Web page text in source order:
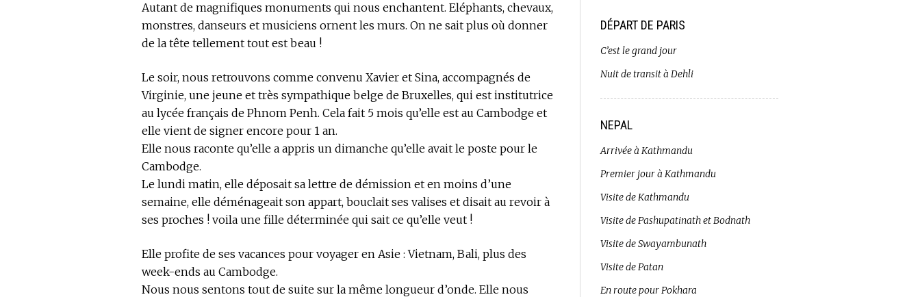
Autant de magnifiques monuments qui nous enchantent. Eléphants, chevaux,
monstres, danseurs et musiciens ornent les murs. On ne sait plus où donner
de la tête tellement tout est beau !
Le soir, nous retrouvons comme convenu Xavier et Sina, accompagnés de
Virginie, une jeune et très sympathique belge de Bruxelles, qui est institutrice
au lycée français de Phnom Penh. Cela fait 5 mois qu’elle est au Cambodge et
elle vient de signer encore pour 1 an.
Elle nous raconte qu’elle a appris un dimanche qu’elle avait le poste pour le
Cambodge.
Le lundi matin, elle déposait sa lettre de démission et en moins d’une
semaine, elle déménageait son appart, bouclait ses valises et disait au revoir à
ses proches ! voila une fille déterminée qui sait ce qu’elle veut !
Elle profite de ses vacances pour voyager en Asie : Vietnam, Bali, plus des
week-ends au Cambodge.
Nous nous sentons tout de suite sur la même longueur d’onde. Elle nous
DÉPART DE PARIS
C’est le grand jour
Nuit de transit à Dehli
NEPAL
Arrivée à Kathmandu
Premier jour à Kathmandu
Visite de Kathmandu
Visite de Pashupatinath et Bodnath
Visite de Swayambunath
Visite de Patan
En route pour Pokhara